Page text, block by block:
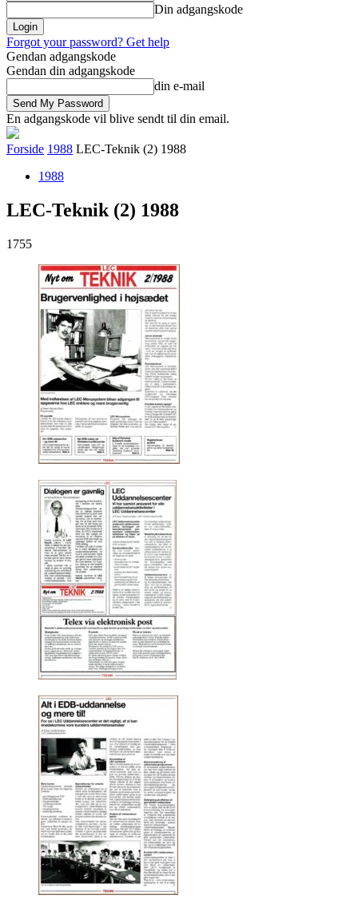
Din adgangskode
Forgot your password? Get help
Gendan adgangskode
Gendan din adgangskode
din e-mail
En adgangskode vil blive sendt til din email.
Forside 1988 LEC-Teknik (2) 1988
1988
LEC-Teknik (2) 1988
1755